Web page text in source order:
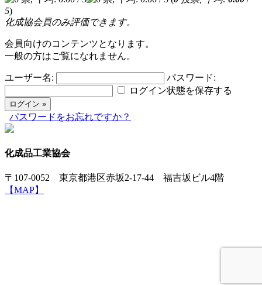
5)
化成協会員のみ評価できます。
会員向けのコンテンツとなります。
一般の方はご覧になれません。
ユーザー名:
パスワード:
ログイン状態を保存する
パスワードをお忘れですか？
化成品工業協会
〒107-0052 東京都港区赤坂2-17-44 福吉坂ビル4階
【MAP】